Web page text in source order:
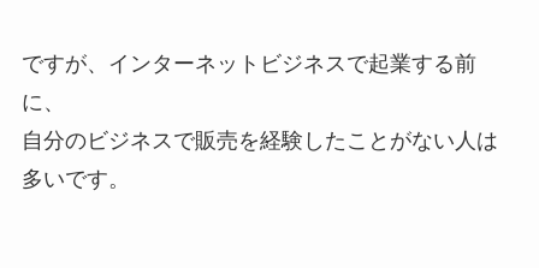
ですが、インターネットビジネスで起業する前
に、
自分のビジネスで販売を経験したことがない人は
多いです。